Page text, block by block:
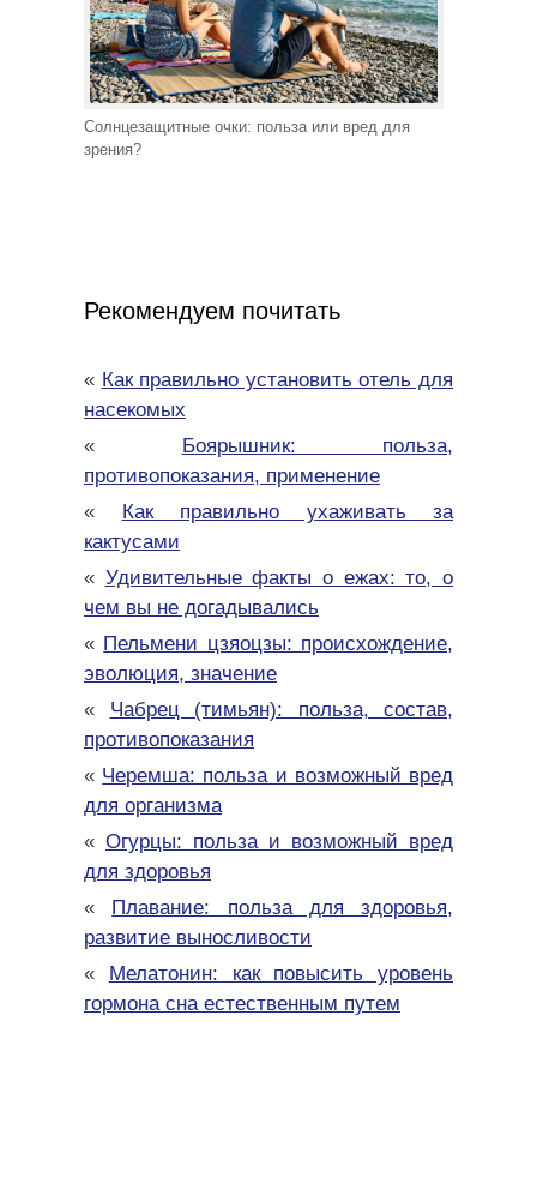
Солнцезащитные очки: польза или вред для
зрения?
Рекомендуем почитать
« Как правильно установить отель для
насекомых
« Боярышник: польза,
противопоказания, применение
« Как правильно ухаживать за
кактусами
« Удивительные факты о ежах: то, о
чем вы не догадывались
« Пельмени цзяоцзы: происхождение,
эволюция, значение
« Чабрец (тимьян): польза, состав,
противопоказания
« Черемша: польза и возможный вред
для организма
« Огурцы: польза и возможный вред
для здоровья
« Плавание: польза для здоровья,
развитие выносливости
« Мелатонин: как повысить уровень
гормона сна естественным путем